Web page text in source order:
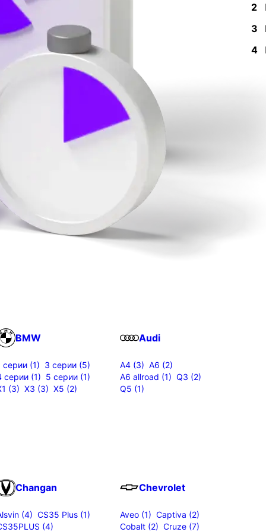
2
3
4
BMW
серии (1) 3 серии (5)
серии (1) 5 серии (1)
(3) X3 (3) X5 (2)
Audi
A4 (3) A6 (2)
A6 allroad (1) Q3 (2)
Q5 (1)
Changan
(4) CS35 Plus (1)
(4)
Chevrolet
Aveo (1) Captiva (2)
Cobalt (2) Cruze (7)